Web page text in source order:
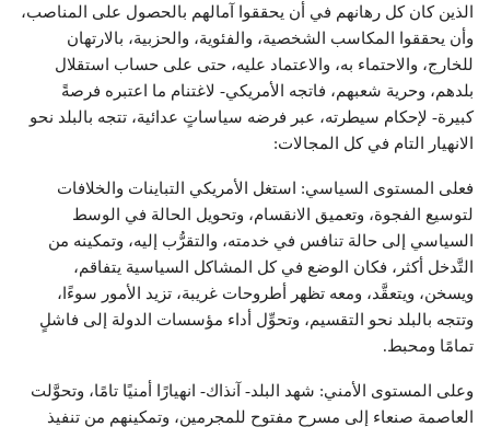
الذين كان كل رهانهم في أن يحققوا آمالهم بالحصول على المناصب،
وأن يحققوا المكاسب الشخصية، والفئوية، والحزبية، بالارتهان
للخارج، والاحتماء به، والاعتماد عليه، حتى على حساب استقلال
بلدهم، وحرية شعبهم، فاتجه الأمريكي- لاغتنام ما اعتبره فرصةً
كبيرة- لإحكام سيطرته، عبر فرضه سياساتٍ عدائية، تتجه بالبلد نحو
الانهيار التام في كل المجالات:
فعلى المستوى السياسي: استغل الأمريكي التباينات والخلافات
لتوسيع الفجوة، وتعميق الانقسام، وتحويل الحالة في الوسط
السياسي إلى حالة تنافس في خدمته، والتقرُّب إليه، وتمكينه من
التَّدخل أكثر، فكان الوضع في كل المشاكل السياسية يتفاقم،
ويسخن، ويتعقَّد، ومعه تظهر أطروحات غريبة، تزيد الأمور سوءًا،
وتتجه بالبلد نحو التقسيم، وتحوِّل أداء مؤسسات الدولة إلى فاشلٍ
تمامًا ومحبط.
وعلى المستوى الأمني: شهد البلد- آنذاك- انهيارًا أمنيًا تامًا، وتحوَّلت
العاصمة صنعاء إلى مسرحٍ مفتوحٍ للمجرمين، وتمكينهم من تنفيذ